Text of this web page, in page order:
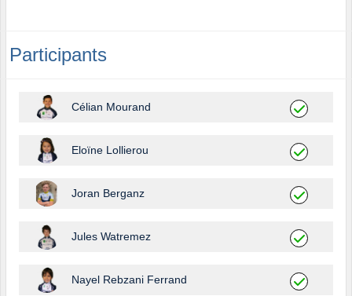
Participants
Célian Mourand
Eloïne Lollierou
Joran Berganz
Jules Watremez
Nayel Rebzani Ferrand